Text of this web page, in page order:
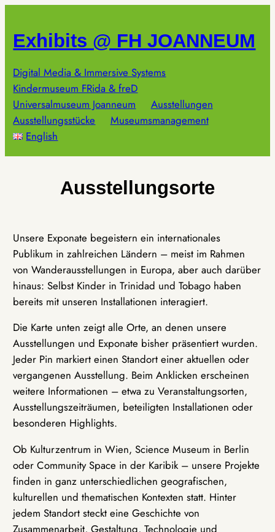
springen
Exhibits @ FH JOANNEUM
Digital Media & Immersive Systems
Kindermuseum FRida & freD
Universalmuseum Joanneum
Ausstellungen
Ausstellungsstücke
Museumsmanagement
English
Ausstellungsorte
Unsere Exponate begeistern ein internationales
Publikum in zahlreichen Ländern – meist im Rahmen
von Wanderausstellungen in Europa, aber auch darüber
hinaus: Selbst Kinder in Trinidad und Tobago haben
bereits mit unseren Installationen interagiert.
Die Karte unten zeigt alle Orte, an denen unsere
Ausstellungen und Exponate bisher präsentiert wurden.
Jeder Pin markiert einen Standort einer aktuellen oder
vergangenen Ausstellung. Beim Anklicken erscheinen
weitere Informationen – etwa zu Veranstaltungsorten,
Ausstellungszeiträumen, beteiligten Installationen oder
besonderen Highlights.
Ob Kulturzentrum in Wien, Science Museum in Berlin
oder Community Space in der Karibik – unsere Projekte
finden in ganz unterschiedlichen geografischen,
kulturellen und thematischen Kontexten statt. Hinter
jedem Standort steckt eine Geschichte von